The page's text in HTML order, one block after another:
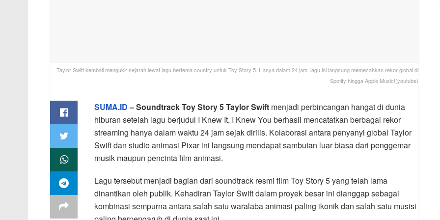
Taylor Swift kembali mengukir sejarah lewat lagu bertema country untuk Toy Story 5. Hanya dalam 24 jam, lagu ini langsung memecahkan rekor global di
Spotify hingga Apple Music!(youtube)
SUMA.ID– Soundtrack Toy Story 5 Taylor Swift menjadi perbincangan hangat di dunia
hiburan setelah lagu berjudul I Knew It, I Knew You berhasil mencatatkan berbagai rekor
streaming hanya dalam waktu 24 jam sejak dirilis. Kolaborasi antara penyanyi global Taylor
Swift dan studio animasi Pixar ini langsung mendapat sambutan luar biasa dari penggemar
musik maupun pencinta film animasi.
Lagu tersebut menjadi bagian dari soundtrack resmi film Toy Story 5 yang telah lama
dinantikan oleh publik. Kehadiran Taylor Swift dalam proyek besar ini dianggap sebagai
kombinasi sempurna antara salah satu waralaba animasi paling ikonik dan salah satu musisi